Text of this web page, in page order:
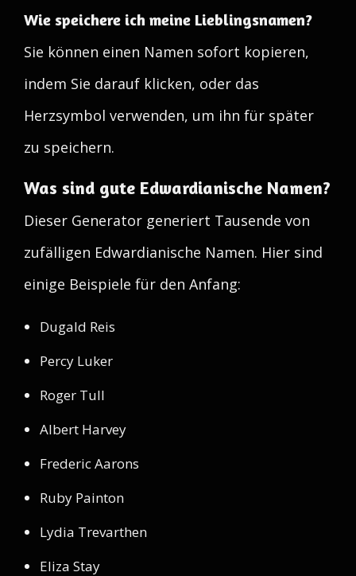
Wie speichere ich meine Lieblingsnamen?
Sie können einen Namen sofort kopieren,
indem Sie darauf klicken, oder das
Herzsymbol verwenden, um ihn für später
zu speichern.
Was sind gute Edwardianische Namen?
Dieser Generator generiert Tausende von
zufälligen Edwardianische Namen. Hier sind
einige Beispiele für den Anfang:
Dugald Reis
Percy Luker
Roger Tull
Albert Harvey
Frederic Aarons
Ruby Painton
Lydia Trevarthen
Eliza Stay